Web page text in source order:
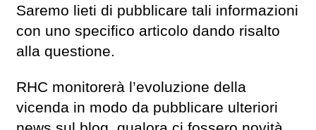
Saremo lieti di pubblicare tali informazioni
con uno specifico articolo dando risalto
alla questione.
RHC monitorerà l’evoluzione della
vicenda in modo da pubblicare ulteriori